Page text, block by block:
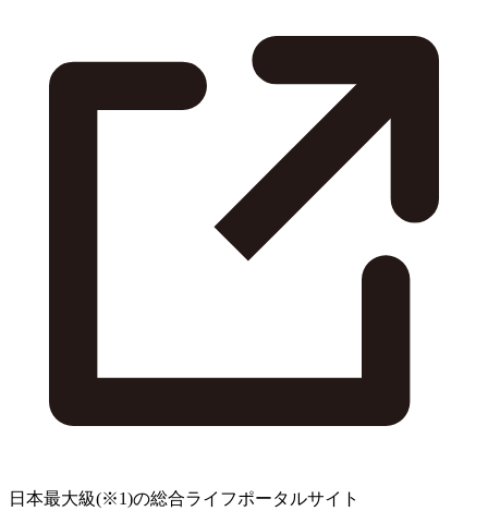
日本最大級(※1)の総合ライフポータルサイト